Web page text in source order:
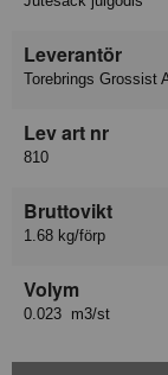
Leverantör
Torebrings Grossist
Lev art nr
810
Bruttovikt
1.68 kg/förp
Volym
0.023 m3/st